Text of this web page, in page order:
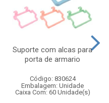
Suporte com alcas para
porta de armario
Código: 830624
Embalagem: Unidade
Caixa Com: 60 Unidade(s)